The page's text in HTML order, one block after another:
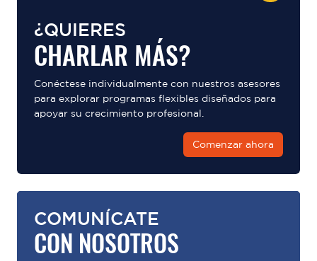
¿QUIERES
CHARLAR MÁS?
Conéctese individualmente con nuestros asesores
para explorar programas flexibles diseñados para
apoyar su crecimiento profesional.
Comenzar ahora
COMUNÍCATE
CON NOSOTROS